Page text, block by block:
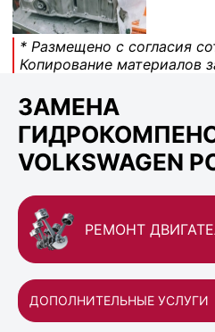
* Размещено с согласия
Копирование материалов
ЗАМЕНА
VOLKSWAGEN
РЕМОНТ
ДОПОЛНИТЕЛЬНЫЕ УСЛУГИ